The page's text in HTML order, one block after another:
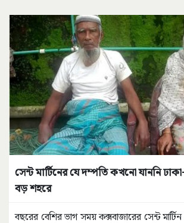
সেন্ট মার্টিনের যে দম্পতি কখনো যাননি
বড় শহরে
বছরের বেশির ভাগ সময় কক্সবাজারের সেন্ট